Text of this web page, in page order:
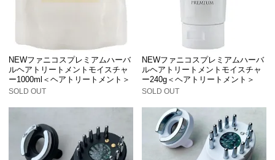
NEWファニコスプレミアムハーバ
ルヘアトリートメントモイスチャ
ー1000ml＜ヘアトリートメント＞
SOLD OUT
NEWファニコスプレミアムハーバ
ルヘアトリートメントモイスチャ
ー240g＜ヘアトリートメント＞
SOLD OUT